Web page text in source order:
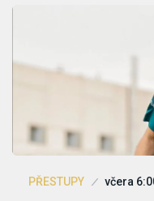
PŘESTUPY včera